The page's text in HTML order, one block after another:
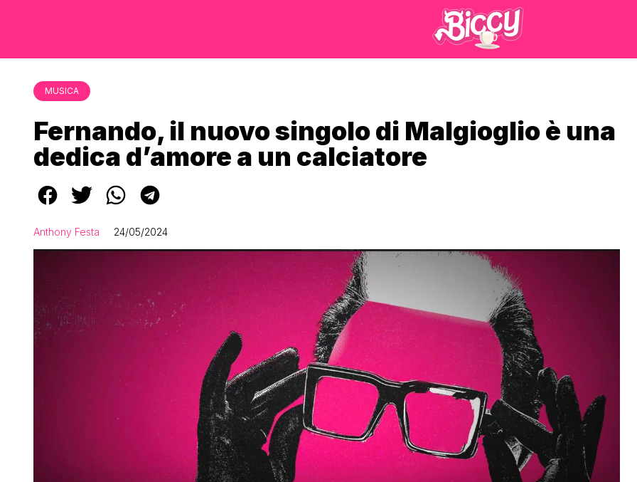
MUSICA
Fernando, il nuovo singolo di Malgioglio è una
dedica d’amore a un calciatore
Anthony Festa 24/05/2024